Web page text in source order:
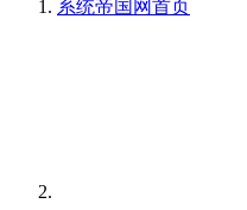
系统帝国网首页